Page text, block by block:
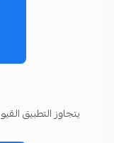
يتجاوز التطبيق